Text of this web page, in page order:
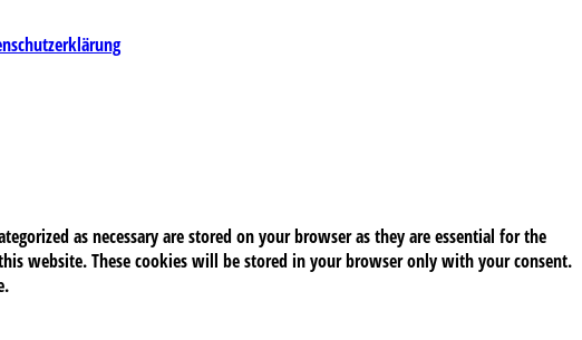
as necessary are stored on your browser as they are essential for the
website. These cookies will be stored in your browser only with your consent.